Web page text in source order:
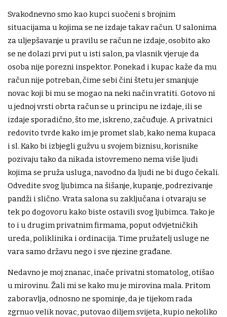
Svakodnevno smo kao kupci suočeni s brojnim
situacijama u kojima se ne izdaje takav račun. U salonima
za uljepšavanje u pravilu se račun ne izdaje, osobito ako
se ne dolazi prvi put u isti salon, pa vlasnik vjeruje da
osoba nije porezni inspektor. Ponekad i kupac kaže da mu
račun nije potreban, čime sebi čini štetu jer smanjuje
novac koji bi mu se mogao na neki način vratiti. Gotovo ni
u jednoj vrsti obrta račun se u principu ne izdaje, ili se
izdaje sporadično, što me, iskreno, začuđuje. A privatnici
redovito tvrde kako im je promet slab, kako nema kupaca
i sl. Kako bi izbjegli gužvu u svojem biznisu, korisnike
pozivaju tako da nikada istovremeno nema više ljudi
kojima se pruža usluga, navodno da ljudi ne bi dugo čekali.
Odvedite svog ljubimca na šišanje, kupanje, podrezivanje
pandži i slično. Vrata salona su zaključana i otvaraju se
tek po dogovoru kako biste ostavili svog ljubimca. Tako je
to i u drugim privatnim firmama, poput odvjetničkih
ureda, poliklinika i ordinacija. Time pružatelj usluge ne
vara samo državu nego i sve njezine građane.
Nedavno je moj znanac, inače privatni stomatolog, otišao
u mirovinu. Žali mi se kako mu je mirovina mala. Pritom
zaboravlja, odnosno ne spominje, da je tijekom rada
zgrnuo velik novac, putovao diljem svijeta, kupio nekoliko